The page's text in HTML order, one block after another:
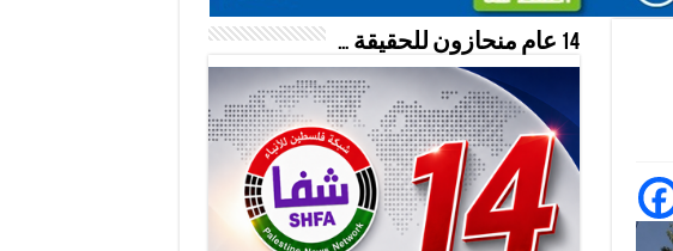
14 عام منحازون للحقيقة …